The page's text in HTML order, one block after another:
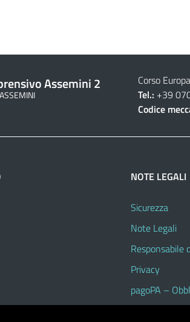
Assemini 2
Corso
Tel.: +39
Codice
NOTE LEGALI
Sicurezza
Note Legali
Responsabile
Privacy
pagoPA –